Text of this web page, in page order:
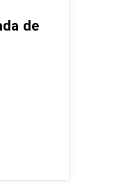
de